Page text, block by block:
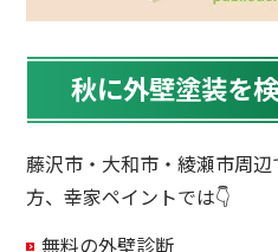
秋に外壁塗装を
藤沢市・大和市・綾瀬市周
方、幸家ペイントでは👇
無料の外壁診断